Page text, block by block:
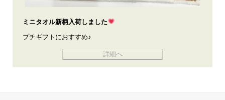
ミニタオル新柄入荷しました
プチギフトにおすすめ♪
詳細へ